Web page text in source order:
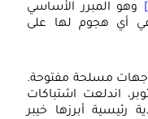
وهو المبرر الأساسي
أي هجوم لها على
مسلحة مفتوحة.
الواقعة بين 11 – 15 أكتوبر، اندلعت اشتباكات
رئيسية أبرزها خيبر